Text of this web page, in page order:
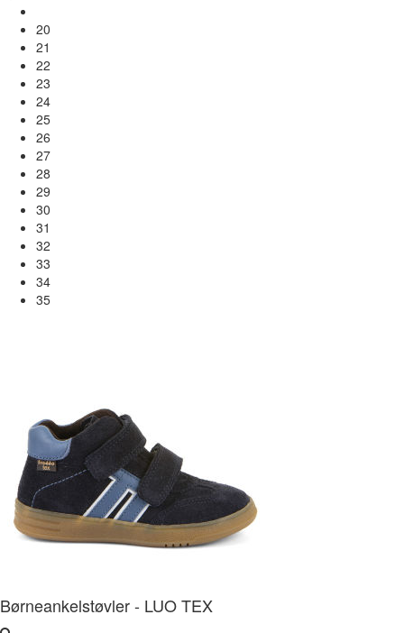
20
21
22
23
24
25
26
27
28
29
30
31
32
33
34
35
Børneankelstøvler - LUO TEX